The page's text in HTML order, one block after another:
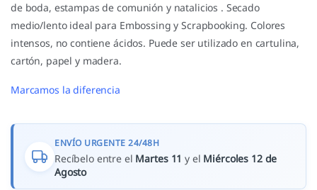
de boda, estampas de comunión y natalicios . Secado
medio/lento ideal para Embossing y Scrapbooking. Colores
intensos, no contiene ácidos. Puede ser utilizado en cartulina,
cartón, papel y madera.
Marcamos la diferencia
ENVÍO URGENTE 24/48H
Recíbelo entre el Martes 11 y el Miércoles 12 de
Agosto